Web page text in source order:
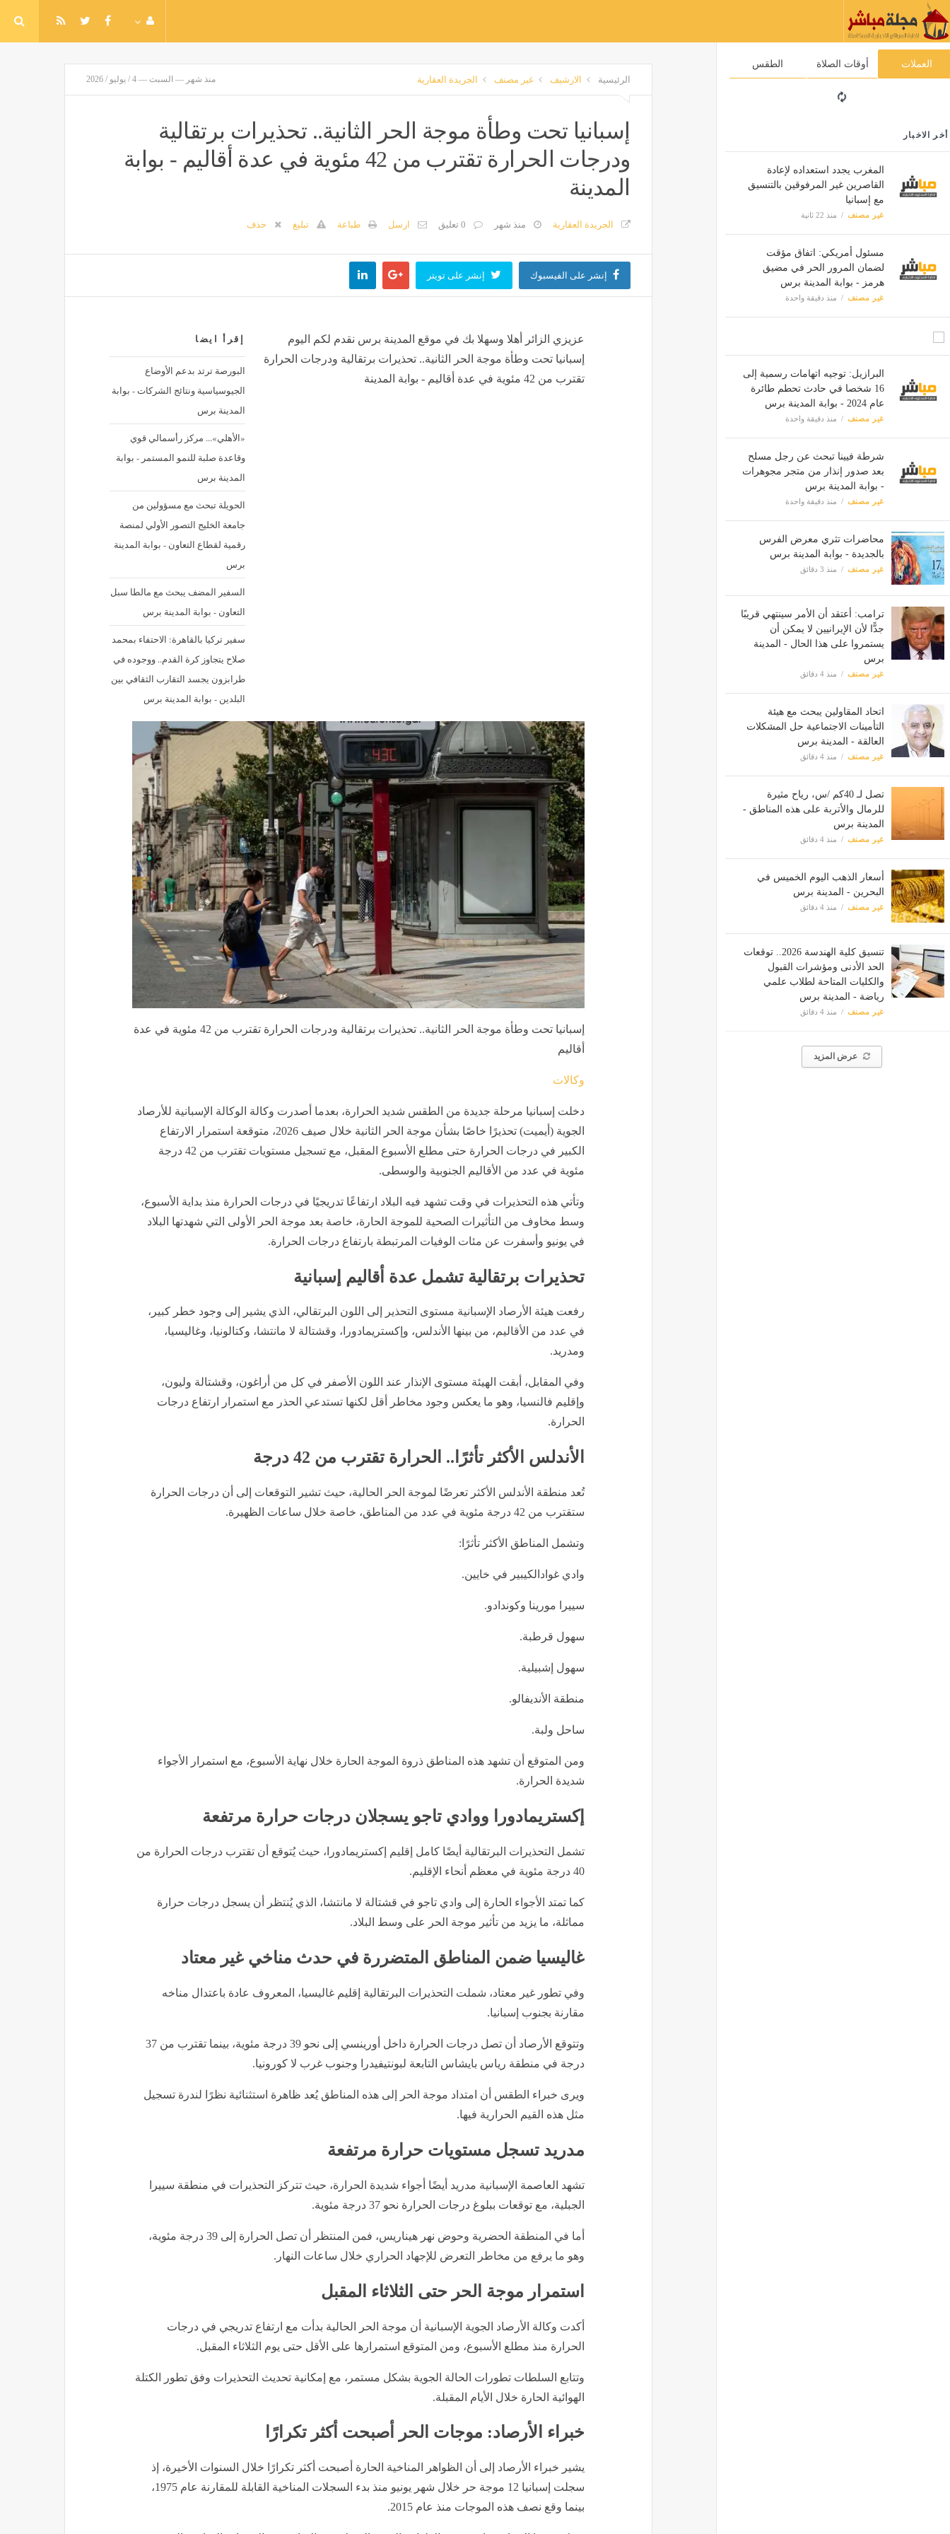
العملات أوقات الصلاة الطقس
أخر الاخبار
المغرب يجدد استعداده لإعادة
القاصرين غير المرفوقين بالتنسيق
مع إسبانيا
غير مصنف منذ 22 ثانية
مسئول أمريكي: اتفاق مؤقت
لضمان المرور الحر في مضيق
هرمز - بوابة المدينة برس
غير مصنف منذ دقيقة واحدة
البرازيل: توجيه اتهامات رسمية إلى
16 شخصا في حادث تحطم طائرة
عام 2024 - بوابة المدينة برس
غير مصنف منذ دقيقة واحدة
شرطة فيينا تبحث عن رجل مسلح
بعد صدور إنذار من متجر مجوهرات
- بوابة المدينة برس
غير مصنف منذ دقيقة واحدة
محاضرات تثري معرض الفرس
بالجديدة‬ - بوابة المدينة برس
غير مصنف منذ 3 دقائق
ترامب: أعتقد أن الأمر سينتهي قريبًا
جدًّا لأن الإيرانيين لا يمكن أن
يستمروا على هذا الحال - المدينة
برس
غير مصنف منذ 4 دقائق
اتحاد المقاولين يبحث مع هيئة
التأمينات الاجتماعية حل المشكلات
العالقة - المدينة برس
غير مصنف منذ 4 دقائق
تصل لـ 40كم /س، رياح مثيرة
للرمال والأتربة على هذه المناطق -
المدينة برس
غير مصنف منذ 4 دقائق
أسعار الذهب اليوم الخميس في
البحرين - المدينة برس
غير مصنف منذ 4 دقائق
تنسيق كلية الهندسة 2026.. توقعات
الحد الأدنى ومؤشرات القبول
والكليات المتاحة لطلاب علمي
رياضة - المدينة برس
غير مصنف منذ 4 دقائق
عرض المزيد
الرئيسية الارشيف غير مصنف الجريدة العقارية منذ شهر — السبت — 4 / يوليو / 2026
إسبانيا تحت وطأة موجة الحر الثانية.. تحذيرات برتقالية
ودرجات الحرارة تقترب من 42 مئوية في عدة أقاليم - بوابة
المدينة
الجريدة العقارية منذ شهر 0 تعليق ارسل طباعة تبليغ حذف
إنشر على الفيسبوك إنشر على تويتر
إقرأ ايضا
البورصة ترتد بدعم الأوضاع
الجيوسياسية ونتائج الشركات - بوابة
المدينة برس
«الأهلي»... مركز رأسمالي قوي
وقاعدة صلبة للنمو المستمر - بوابة
المدينة برس
الحويلة تبحث مع مسؤولين من
جامعة الخليج التصور الأولي لمنصة
رقمية لقطاع التعاون - بوابة المدينة
برس
السفير المضف يبحث مع مالطا سبل
التعاون - بوابة المدينة برس
سفير تركيا بالقاهرة: الاحتفاء بمحمد
صلاح يتجاوز كرة القدم.. ووجوده في
طرابزون يجسد التقارب الثقافي بين
البلدين - بوابة المدينة برس
عزيزي الزائر أهلا وسهلا بك في موقع المدينة برس نقدم لكم اليوم
إسبانيا تحت وطأة موجة الحر الثانية.. تحذيرات برتقالية ودرجات الحرارة
تقترب من 42 مئوية في عدة أقاليم - بوابة المدينة
إسبانيا تحت وطأة موجة الحر الثانية.. تحذيرات برتقالية ودرجات الحرارة تقترب من 42 مئوية في عدة
أقاليم
وكالات
دخلت إسبانيا مرحلة جديدة من الطقس شديد الحرارة، بعدما أصدرت وكالة الوكالة الإسبانية للأرصاد
الجوية (أيميت) تحذيرًا خاصًا بشأن موجة الحر الثانية خلال صيف 2026، متوقعة استمرار الارتفاع
الكبير في درجات الحرارة حتى مطلع الأسبوع المقبل، مع تسجيل مستويات تقترب من 42 درجة
مئوية في عدد من الأقاليم الجنوبية والوسطى.
وتأتي هذه التحذيرات في وقت تشهد فيه البلاد ارتفاعًا تدريجيًا في درجات الحرارة منذ بداية الأسبوع،
وسط مخاوف من التأثيرات الصحية للموجة الحارة، خاصة بعد موجة الحر الأولى التي شهدتها البلاد
في يونيو وأسفرت عن مئات الوفيات المرتبطة بارتفاع درجات الحرارة.
تحذيرات برتقالية تشمل عدة أقاليم إسبانية
رفعت هيئة الأرصاد الإسبانية مستوى التحذير إلى اللون البرتقالي، الذي يشير إلى وجود خطر كبير،
في عدد من الأقاليم، من بينها الأندلس، وإكستريمادورا، وقشتالة لا مانتشا، وكتالونيا، وغاليسيا،
ومدريد.
وفي المقابل، أبقت الهيئة مستوى الإنذار عند اللون الأصفر في كل من أراغون، وقشتالة وليون،
وإقليم فالنسيا، وهو ما يعكس وجود مخاطر أقل لكنها تستدعي الحذر مع استمرار ارتفاع درجات
الحرارة.
الأندلس الأكثر تأثرًا.. الحرارة تقترب من 42 درجة
تُعد منطقة الأندلس الأكثر تعرضًا لموجة الحر الحالية، حيث تشير التوقعات إلى أن درجات الحرارة
ستقترب من 42 درجة مئوية في عدد من المناطق، خاصة خلال ساعات الظهيرة.
وتشمل المناطق الأكثر تأثرًا:
وادي غوادالكيبير في خايين.
سييرا مورينا وكوندادو.
سهول قرطبة.
سهول إشبيلية.
منطقة الأنديفالو.
ساحل ولبة.
ومن المتوقع أن تشهد هذه المناطق ذروة الموجة الحارة خلال نهاية الأسبوع، مع استمرار الأجواء
شديدة الحرارة.
إكستريمادورا ووادي تاجو يسجلان درجات حرارة مرتفعة
تشمل التحذيرات البرتقالية أيضًا كامل إقليم إكستريمادورا، حيث يُتوقع أن تقترب درجات الحرارة من
40 درجة مئوية في معظم أنحاء الإقليم.
كما تمتد الأجواء الحارة إلى وادي تاجو في قشتالة لا مانتشا، الذي يُنتظر أن يسجل درجات حرارة
مماثلة، ما يزيد من تأثير موجة الحر على وسط البلاد.
غاليسيا ضمن المناطق المتضررة في حدث مناخي غير معتاد
وفي تطور غير معتاد، شملت التحذيرات البرتقالية إقليم غاليسيا، المعروف عادة باعتدال مناخه
مقارنة بجنوب إسبانيا.
وتتوقع الأرصاد أن تصل درجات الحرارة داخل أورينسي إلى نحو 39 درجة مئوية، بينما تقترب من 37
درجة في منطقة رياس بايشاس التابعة لبونتيفيدرا وجنوب غرب لا كورونيا.
ويرى خبراء الطقس أن امتداد موجة الحر إلى هذه المناطق يُعد ظاهرة استثنائية نظرًا لندرة تسجيل
مثل هذه القيم الحرارية فيها.
مدريد تسجل مستويات حرارة مرتفعة
تشهد العاصمة الإسبانية مدريد أيضًا أجواء شديدة الحرارة، حيث تتركز التحذيرات في منطقة سييرا
الجبلية، مع توقعات ببلوغ درجات الحرارة نحو 37 درجة مئوية.
أما في المنطقة الحضرية وحوض نهر هيناريس، فمن المنتظر أن تصل الحرارة إلى 39 درجة مئوية،
وهو ما يرفع من مخاطر التعرض للإجهاد الحراري خلال ساعات النهار.
استمرار موجة الحر حتى الثلاثاء المقبل
أكدت وكالة الأرصاد الجوية الإسبانية أن موجة الحر الحالية بدأت مع ارتفاع تدريجي في درجات
الحرارة منذ مطلع الأسبوع، ومن المتوقع استمرارها على الأقل حتى يوم الثلاثاء المقبل.
وتتابع السلطات تطورات الحالة الجوية بشكل مستمر، مع إمكانية تحديث التحذيرات وفق تطور الكتلة
الهوائية الحارة خلال الأيام المقبلة.
خبراء الأرصاد: موجات الحر أصبحت أكثر تكرارًا
يشير خبراء الأرصاد إلى أن الظواهر المناخية الحارة أصبحت أكثر تكرارًا خلال السنوات الأخيرة، إذ
سجلت إسبانيا 12 موجة حر خلال شهر يونيو منذ بدء السجلات المناخية القابلة للمقارنة عام 1975،
بينما وقع نصف هذه الموجات منذ عام 2015.